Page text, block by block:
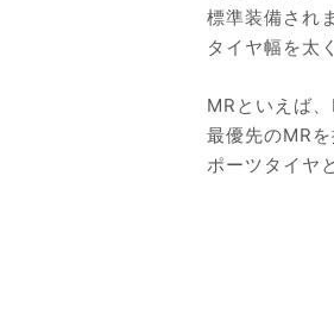
標準装備され
タイヤ幅を太
MRといえば
最優先のMR
ポーツタイヤ